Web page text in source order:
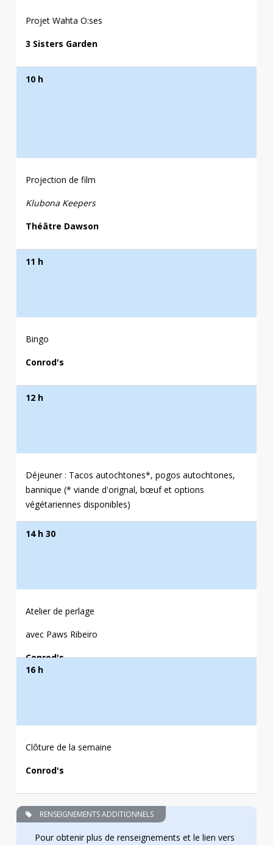
Projet Wahta O:ses
3 Sisters Garden
10 h
Projection de film
Klubona Keepers
Théâtre Dawson
11 h
Bingo
Conrod's
12 h
Déjeuner : Tacos autochtones*, pogos autochtones,
bannique (* viande d'orignal, bœuf et options
végétariennes disponibles)
14 h 30
Atelier de perlage
avec Paws Ribeiro
Conrod's
16 h
Clôture de la semaine
Conrod's
RENSEIGNEMENTS ADDITIONNELS
Pour obtenir plus de renseignements et le lien vers